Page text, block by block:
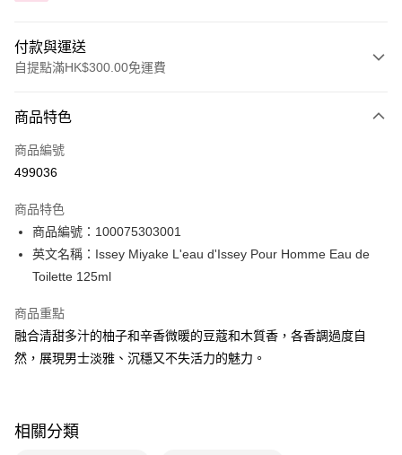
付款與運送
自提點滿HK$300.00免運費
信用卡
Apple Pay
PayMe
WeChat Pay
送貨方式
順豐自助櫃 - 確認發貨後1-3個工作天送達
順豐站及營業點 - 確認發貨後1-3個工作天送達
商品特色
商品編號
499036
商品特色
商品編號：100075303001
英文名稱：Issey Miyake L'eau d'Issey Pour Homme Eau de
Toilette 125ml
商品重點
融合清甜多汁的柚子和辛香微暖的豆蔻和木質香，各香調過度自
然，展現男士淡雅、沉穩又不失活力的魅力。
相關分類